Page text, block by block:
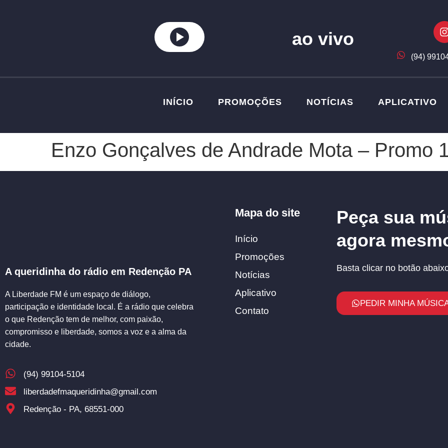
ao vivo
(94)
INÍCIO PROMOÇÕES NOTÍCIAS APLICATIVO
Enzo Gonçalves de Andrade Mota – Promo
A queridinha do rádio em Redenção PA
A Liberdade FM é um espaço de diálogo,
participação e identidade local. É a rádio que celebra
o que Redenção tem de melhor, com paixão,
compromisso e liberdade, somos a voz e a alma da
cidade.
(94) 99104-5104
liberdadefmaqueridinha@gmail.com
Redenção - PA, 68551-000
Mapa do site
Início
Promoções
Notícias
Aplicativo
Contato
Peça sua
agora
Basta clicar no botão
PEDIR MINHA